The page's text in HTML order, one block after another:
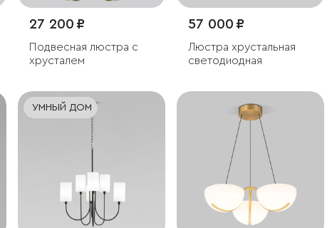
27 200 ₽
Подвесная люстра с
хрусталем
57 000 ₽
Люстра хрустальная
светодиодная
УМНЫЙ ДОМ